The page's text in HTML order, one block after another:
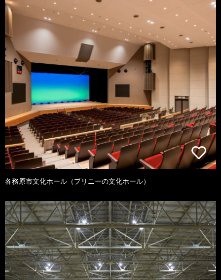
各務原市文化ホール（プリニーの文化ホール）